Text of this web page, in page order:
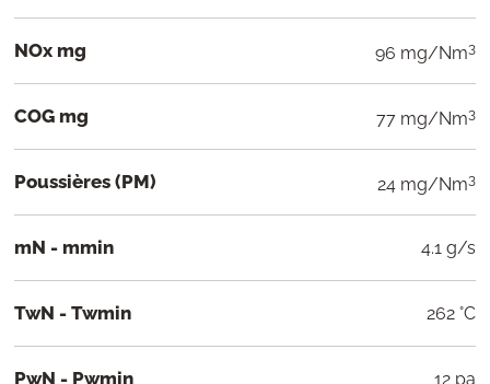
NOx mg 96 mg/Nm3
COG mg 77 mg/Nm3
Poussières (PM) 24 mg/Nm3
mN - mmin 4.1 g/s
TwN - Twmin 262 °C
PwN - Pwmin 12 pa